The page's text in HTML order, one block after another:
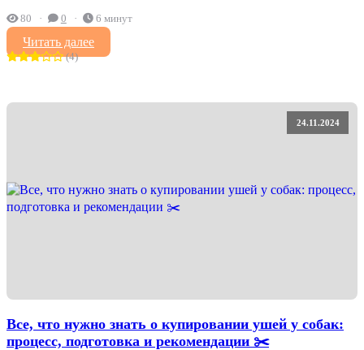
80 0 6 минут
Читать далее
(4)
24.11.2024
Все, что нужно знать о купировании ушей у собак:
процесс, подготовка и рекомендации ✂️